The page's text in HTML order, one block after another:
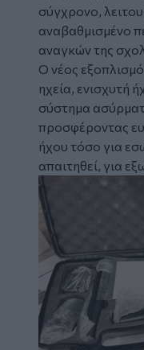
σύγχρονο,
αναβαθμισμένο
αναγκών της
Ο νέος
ηχεία, ενισχυτή
σύστημα
προσφέροντας
ήχου τόσο για
απαιτηθεί, για
Image